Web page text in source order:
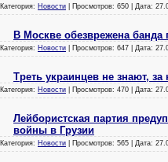
Категория: Новости | Просмотров: 650 | Дата:
В Москве обезврежена банда
Категория: Новости | Просмотров: 647 | Дата:
Треть украинцев не знают, за
Категория: Новости | Просмотров: 470 | Дата:
Лейбористская партия
войны в Грузии
Категория: Новости | Просмотров: 565 | Дата: